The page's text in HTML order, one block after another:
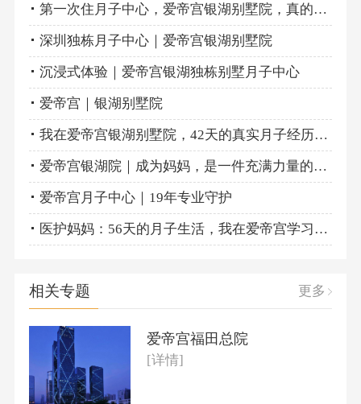
第一次住月子中心，爱帝宫银湖别墅院，真的物有所值！
深圳独栋月子中心｜爱帝宫银湖别墅院
沉浸式体验｜爱帝宫银湖独栋别墅月子中心
爱帝宫｜银湖别墅院
我在爱帝宫银湖别墅院，42天的真实月子经历记录！
爱帝宫银湖院｜成为妈妈，是一件充满力量的事情
爱帝宫月子中心｜19年专业守护
医护妈妈：56天的月子生活，我在爱帝宫学习了很多！
相关专题 更多
爱帝宫福田总院
[详情]